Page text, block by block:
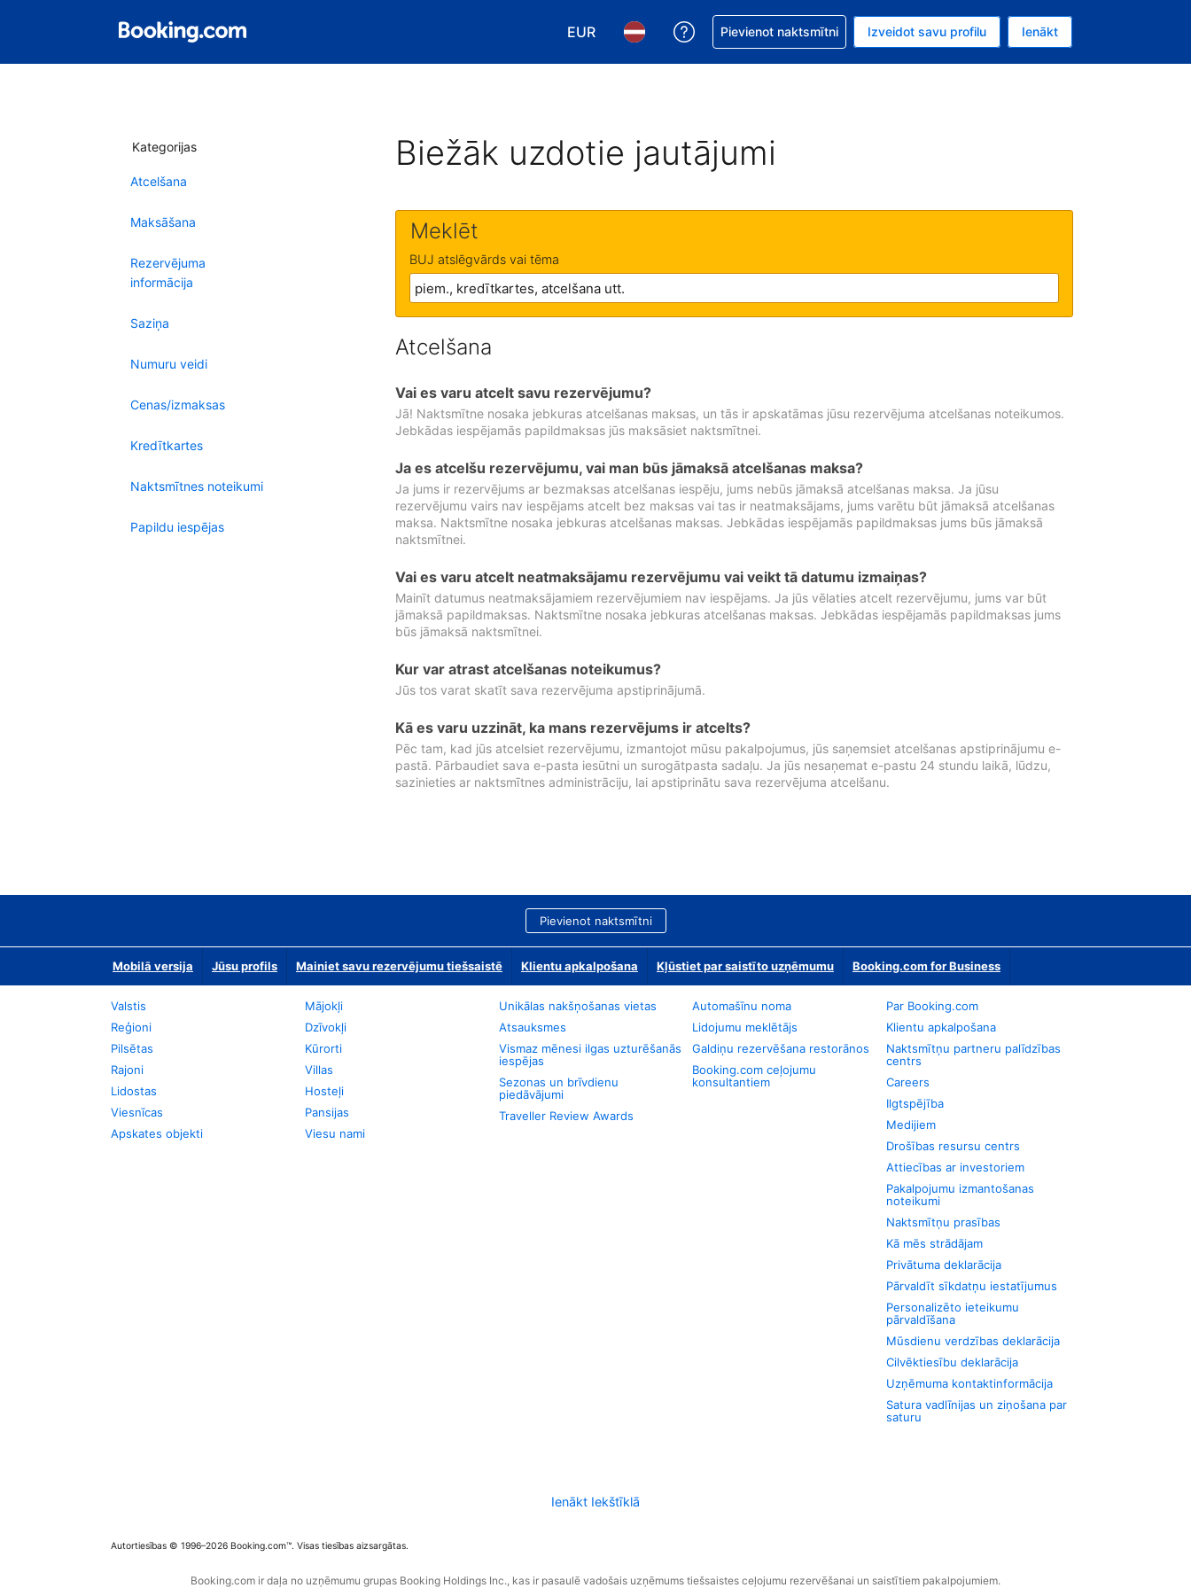
EUR
Izvēlēties valūtu. Jūsu pašreizējā valūta ir Eiro.
Izvēlēties valodu. Jūsu pašreizējā valoda ir Latviski.
Saņemiet palīdzību saistībā ar savu rezervējumu.
Pievienot naktsmītni Izveidot savu profilu Ienākt
Kategorijas
Atcelšana
Maksāšana
Rezervējuma
informācija
Saziņa
Numuru veidi
Cenas/izmaksas
Kredītkartes
Naktsmītnes noteikumi
Papildu iespējas
Biežāk uzdotie jautājumi
Meklēt
BUJ atslēgvārds vai tēma
Atcelšana
Vai es varu atcelt savu rezervējumu?
Jā! Naktsmītne nosaka jebkuras atcelšanas maksas, un tās ir apskatāmas jūsu rezervējuma atcelšanas noteikumos.
Jebkādas iespējamās papildmaksas jūs maksāsiet naktsmītnei.
Ja es atcelšu rezervējumu, vai man būs jāmaksā atcelšanas maksa?
Ja jums ir rezervējums ar bezmaksas atcelšanas iespēju, jums nebūs jāmaksā atcelšanas maksa. Ja jūsu
rezervējumu vairs nav iespējams atcelt bez maksas vai tas ir neatmaksājams, jums varētu būt jāmaksā atcelšanas
maksa. Naktsmītne nosaka jebkuras atcelšanas maksas. Jebkādas iespējamās papildmaksas jums būs jāmaksā
naktsmītnei.
Vai es varu atcelt neatmaksājamu rezervējumu vai veikt tā datumu izmaiņas?
Mainīt datumus neatmaksājamiem rezervējumiem nav iespējams. Ja jūs vēlaties atcelt rezervējumu, jums var būt
jāmaksā papildmaksas. Naktsmītne nosaka jebkuras atcelšanas maksas. Jebkādas iespējamās papildmaksas jums
būs jāmaksā naktsmītnei.
Kur var atrast atcelšanas noteikumus?
Jūs tos varat skatīt sava rezervējuma apstiprinājumā.
Kā es varu uzzināt, ka mans rezervējums ir atcelts?
Pēc tam, kad jūs atcelsiet rezervējumu, izmantojot mūsu pakalpojumus, jūs saņemsiet atcelšanas apstiprinājumu e-
pastā. Pārbaudiet sava e-pasta iesūtni un surogātpasta sadaļu. Ja jūs nesaņemat e-pastu 24 stundu laikā, lūdzu,
sazinieties ar naktsmītnes administrāciju, lai apstiprinātu sava rezervējuma atcelšanu.
Pievienot naktsmītni
Mobilā versija Jūsu profils Mainiet savu rezervējumu tiešsaistē Klientu apkalpošana Kļūstiet par saistīto uzņēmumu Booking.com for Business
Valstis
Reģioni
Pilsētas
Rajoni
Lidostas
Viesnīcas
Apskates objekti
Mājokļi
Dzīvokļi
Kūrorti
Villas
Hosteļi
Pansijas
Viesu nami
Unikālas nakšņošanas vietas
Atsauksmes
Vismaz mēnesi ilgas uzturēšanās
iespējas
Sezonas un brīvdienu
piedāvājumi
Traveller Review Awards
Automašīnu noma
Lidojumu meklētājs
Galdiņu rezervēšana restorānos
Booking.com ceļojumu
konsultantiem
Par Booking.com
Klientu apkalpošana
Naktsmītņu partneru palīdzības
centrs
Careers
Ilgtspējība
Medijiem
Drošības resursu centrs
Attiecības ar investoriem
Pakalpojumu izmantošanas
noteikumi
Naktsmītņu prasības
Kā mēs strādājam
Privātuma deklarācija
Pārvaldīt sīkdatņu iestatījumus
Personalizēto ieteikumu
pārvaldīšana
Mūsdienu verdzības deklarācija
Cilvēktiesību deklarācija
Uzņēmuma kontaktinformācija
Satura vadlīnijas un ziņošana par
saturu
Ienākt Iekštīklā
Autortiesības © 1996–2026 Booking.com™. Visas tiesības aizsargātas.
Booking.com ir daļa no uzņēmumu grupas Booking Holdings Inc., kas ir pasaulē vadošais uzņēmums tiešsaistes ceļojumu rezervēšanai un saistītiem pakalpojumiem.